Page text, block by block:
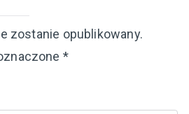
zostanie opublikowany.
*